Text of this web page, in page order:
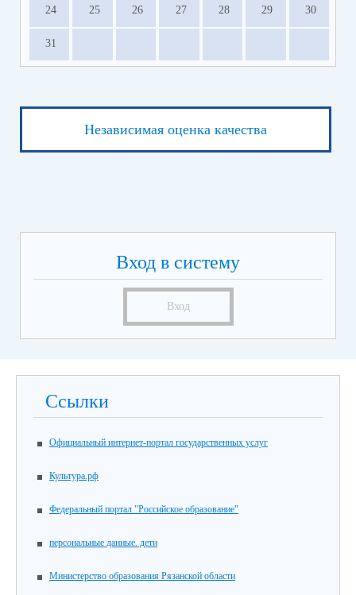
24 25 26 27 28 29 30
31
Независимая оценка качества
Вход в систему
Вход
Ссылки
Официальный интернет-портал государственных услуг
Культура.рф
Федеральный портал "Российское образование"
персональные данные. дети
Министерство образования Рязанской области